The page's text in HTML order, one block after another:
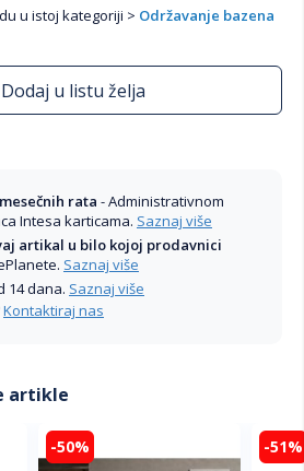
u istoj kategoriji > Održavanje bazena
Dodaj u listu želja
rata - Administrativnom
Intesa karticama. Saznaj više
artikal u bilo kojoj prodavnici
Saznaj više
14 dana. Saznaj više
Kontaktiraj nas
artikle
-50% -51%